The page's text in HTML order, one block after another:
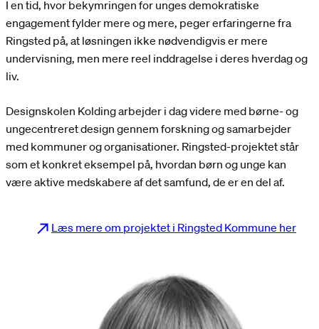
I en tid, hvor bekymringen for unges demokratiske
engagement fylder mere og mere, peger erfaringerne fra
Ringsted på, at løsningen ikke nødvendigvis er mere
undervisning, men mere reel inddragelse i deres hverdag og
liv.
Designskolen Kolding arbejder i dag videre med børne- og
ungecentreret design gennem forskning og samarbejder
med kommuner og organisationer. Ringsted-projektet står
som et konkret eksempel på, hvordan børn og unge kan
være aktive medskabere af det samfund, de er en del af.
Læs mere om projektet i Ringsted Kommune her